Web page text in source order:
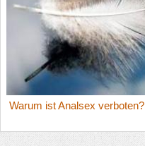
Warum ist Analsex verboten?